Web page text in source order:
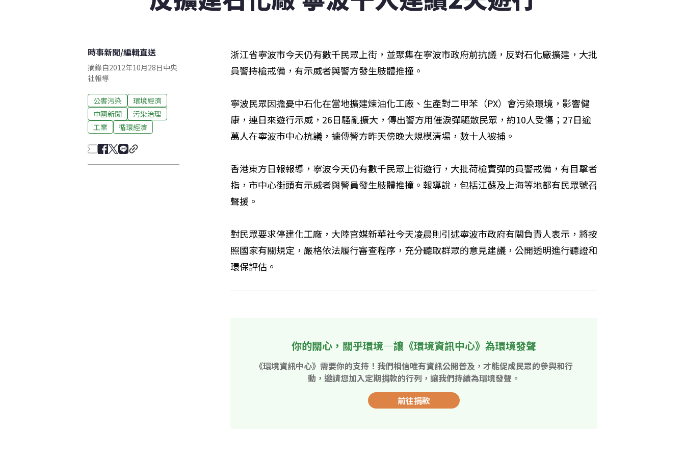
時事新聞/編輯直送
摘錄自2012年10月28日中央
社報導
公害污染
環境經濟
中國新聞
污染治理
工業
循環經濟
浙江省寧波市今天仍有數千民眾上街，並聚集在寧波市政府前抗議，反對石化廠擴建，大批
員警持槍戒備，有示威者與警方發生肢體推撞。
寧波民眾因擔憂中石化在當地擴建煉油化工廠、生產對二甲苯（PX）會污染環境，影響健
康，連日來遊行示威，26日騷亂擴大，傳出警方用催淚彈驅散民眾，約10人受傷；27日逾
萬人在寧波市中心抗議，據傳警方昨天傍晚大規模清場，數十人被捕。
香港東方日報報導，寧波今天仍有數千民眾上街遊行，大批荷槍實彈的員警戒備，有目擊者
指，市中心街頭有示威者與警員發生肢體推撞。報導說，包括江蘇及上海等地都有民眾號召
聲援。
對民眾要求停建化工廠，大陸官媒新華社今天凌晨則引述寧波市政府有關負責人表示，將按
照國家有關規定，嚴格依法履行審查程序，充分聽取群眾的意見建議，公開透明進行聽證和
環保評估。
你的關心，關乎環境—讓《環境資訊中心》為環境發聲
《環境資訊中心》需要你的支持！我們相信唯有資訊公開普及，才能促成民眾的參與和行
動，邀請您加入定期捐款的行列，讓我們持續為環境發聲。
前往捐款